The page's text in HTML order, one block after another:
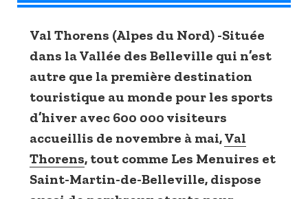
Val Thorens (Alpes du Nord) -Située
dans la Vallée des Belleville qui n’est
autre que la première destination
touristique au monde pour les sports
d’hiver avec 600 000 visiteurs
accueillis de novembre à mai,Val
Thorens, tout comme Les Menuires et
Saint-Martin-de-Belleville, dispose